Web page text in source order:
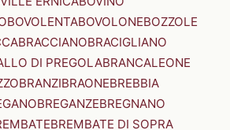
BOVOLENTABOVOLONEBOZZOLE
BRACCIANOBRACIGLIANO
DI PREGOLABRANCALEONE
BRANZIBRAONEBREBBIA
BREGANZEBREGNANO
BREMBATE DI SOPRA